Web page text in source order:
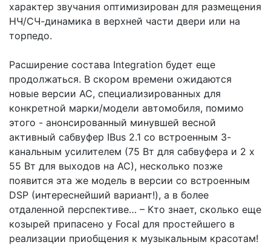
характер звучания оптимизирован для размещения
НЧ/СЧ-динамика в верхней части двери или на
торпедо.
Расширение состава Integration будет еще
продолжаться. В скором времени ожидаются
новые версии АС, специализированных для
конкретной марки/модели автомобиля, помимо
этого - анонсированный минувшей весной
активный сабвуфер IBus 2.1 со встроенным 3-
канальным усилителем (75 Вт для сабвуфера и 2 х
55 Вт для выходов на АС), несколько позже
появится эта же модель в версии со встроенным
DSP (интереснейший вариант!), а в более
отдаленной перспективе… – Кто знает, сколько еще
козырей припасено у Focal для простейшего в
реализации приобщения к музыкальным красотам!